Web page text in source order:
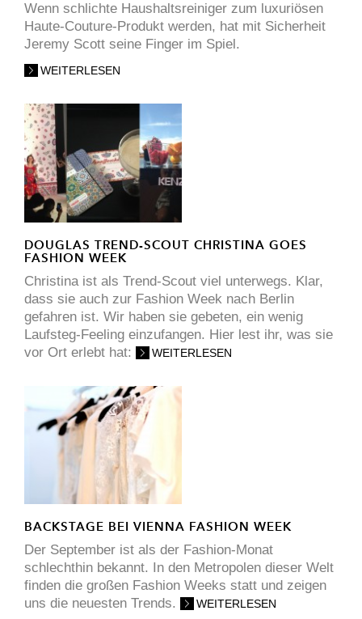
Wenn schlichte Haushaltsreiniger zum luxuriösen
Haute-Couture-Produkt werden, hat mit Sicherheit
Jeremy Scott seine Finger im Spiel.
WEITERLESEN
DOUGLAS TREND-SCOUT CHRISTINA GOES
FASHION WEEK
Christina ist als Trend-Scout viel unterwegs. Klar,
dass sie auch zur Fashion Week nach Berlin
gefahren ist. Wir haben sie gebeten, ein wenig
Laufsteg-Feeling einzufangen. Hier lest ihr, was sie
vor Ort erlebt hat:
WEITERLESEN
BACKSTAGE BEI VIENNA FASHION WEEK
Der September ist als der Fashion-Monat
schlechthin bekannt. In den Metropolen dieser Welt
finden die großen Fashion Weeks statt und zeigen
uns die neuesten Trends.
WEITERLESEN